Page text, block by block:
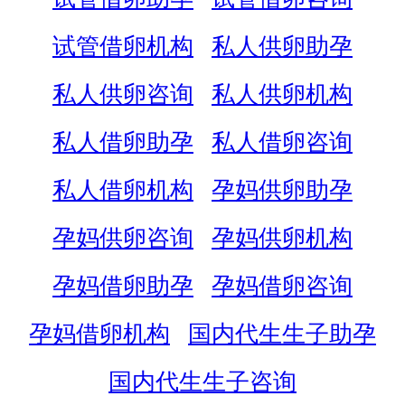
试管借卵机构
私人供卵助孕
私人供卵咨询
私人供卵机构
私人借卵助孕
私人借卵咨询
私人借卵机构
孕妈供卵助孕
孕妈供卵咨询
孕妈供卵机构
孕妈借卵助孕
孕妈借卵咨询
孕妈借卵机构
国内代生生子助孕
国内代生生子咨询